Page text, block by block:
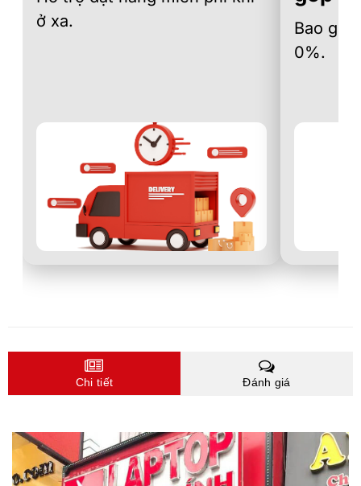
ở xa.
Bao
0%.
Chi tiết Đánh giá